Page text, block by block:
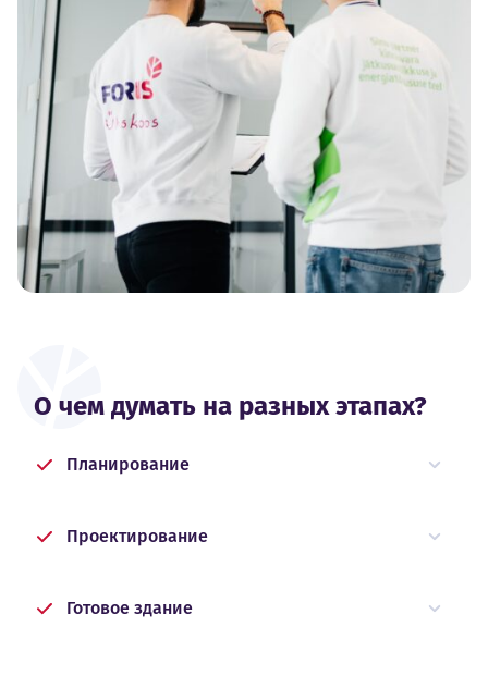
О чем думать на разных этапах?
Планирование
Проектирование
Готовое здание